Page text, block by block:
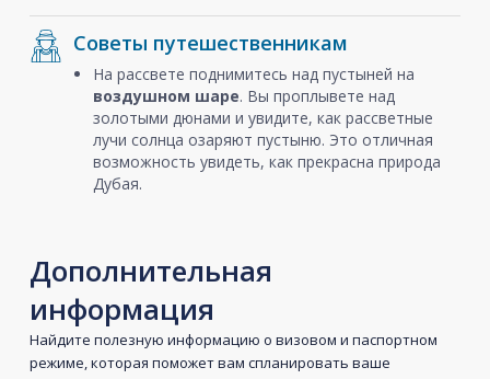
Советы путешественникам
На рассвете поднимитесь над пустыней на
воздушном шаре. Вы проплывете над
золотыми дюнами и увидите, как рассветные
лучи солнца озаряют пустыню. Это отличная
возможность увидеть, как прекрасна природа
Дубая.
Дополнительная
информация
Найдите полезную информацию о визовом и паспортном
режиме, которая поможет вам спланировать ваше